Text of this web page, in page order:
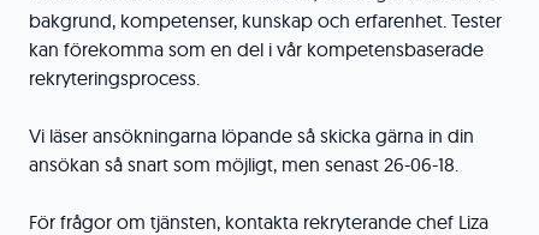
bakgrund, kompetenser, kunskap och erfarenhet. Tester
kan förekomma som en del i vår kompetensbaserade
rekryteringsprocess.
Vi läser ansökningarna löpande så skicka gärna in din
ansökan så snart som möjligt, men senast 26-06-18.
För frågor om tjänsten, kontakta rekryterande chef Liza